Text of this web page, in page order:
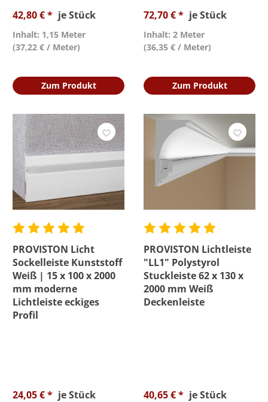
Länge
Wasserfest
Preis
42,80 € * je Stück
Inhalt: 1,15 Meter
(37,22 € / Meter)
Zum Produkt
72,70 € * je Stück
Inhalt: 2 Meter
(36,35 € / Meter)
Zum Produkt
PROVISTON Licht
Sockelleiste Kunststoff
Weiß | 15 x 100 x 2000
mm moderne
Lichtleiste eckiges
Profil
24,05 € * je Stück
PROVISTON Lichtleiste
"LL1" Polystyrol
Stuckleiste 62 x 130 x
2000 mm Weiß
Deckenleiste
40,65 € * je Stück